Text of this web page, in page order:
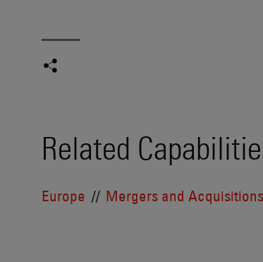
Related
Europe Mergers and Acquisitions